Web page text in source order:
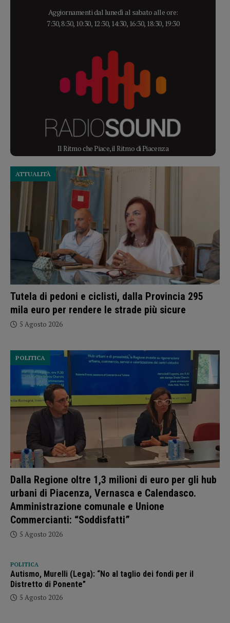
Aggiornamenti dal lunedì al sabato alle ore:
7:30, 8:30, 10:30, 12:30, 14:30, 16:30, 18:30, 19:30
Il Ritmo che Piace, il Ritmo di Piacenza
Tutela di pedoni e ciclisti, dalla Provincia 295
mila euro per rendere le strade più sicure
ATTUALITÀ
5 Agosto 2026
Dalla Regione oltre 1,3 milioni di euro per gli hub
urbani di Piacenza, Vernasca e Calendasco.
Amministrazione comunale e Unione
Commercianti: “Soddisfatti”
POLITICA
5 Agosto 2026
POLITICA
Autismo, Murelli (Lega): “No al taglio dei fondi per il
Distretto di Ponente”
5 Agosto 2026